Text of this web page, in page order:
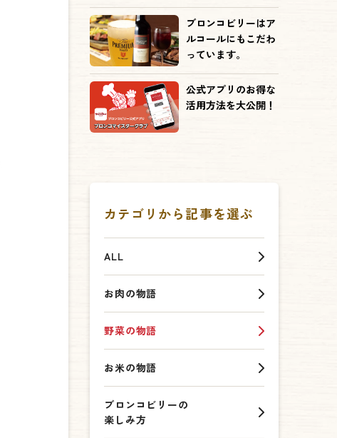
ブロンコビリーはア
ルコールにもこだわ
っています。
公式アプリのお得な
活用方法を大公開！
カテゴリから記事を選ぶ
ALL
お肉の物語
野菜の物語
お米の物語
ブロンコビリーの
楽しみ方